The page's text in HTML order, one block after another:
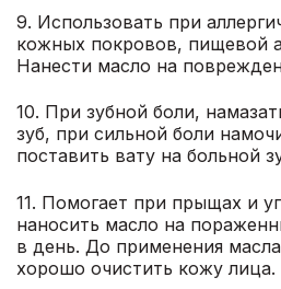
9. Использовать при
кожных покровов, пищевой
Нанести масло на
10. При зубной боли,
зуб, при сильной боли
поставить вату на больной
11. Помогает при прыщах и
наносить масло на
в день. До применения
хорошо очистить кожу лица.